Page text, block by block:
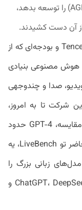
همچنین قصد دارد هوش مصنوعی عمومی (AGI) را توسعه بدهد،
آن دست کشیدند.
این شرکت با حمایت سرمایه‌گذارانی مثل Tencent و بودجه‌ای که از
گرفته، سال گذشته 11 مدل هوش مصنوعی بنیادی
صدا و چندوجهی
شرکت تا به امروز،
Step-2، بیش از 1 تریلیون پارامتر دارد، در مقایسه، GPT-4 حدود
1.8 تریلیون پارامتر دارد. این مدل در حال حاضر تو LiveBench، یه
زبانی بزرگ را
ارزیابی می‌کند، بعد از مدل‌های ChatGPT، DeepSeek، Claude و